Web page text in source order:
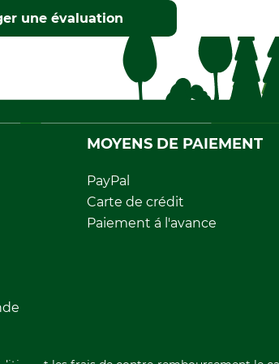
une évaluation
MOYENS DE PAIEMENT
PayPal
Carte de crédit
Paiement á l'avance